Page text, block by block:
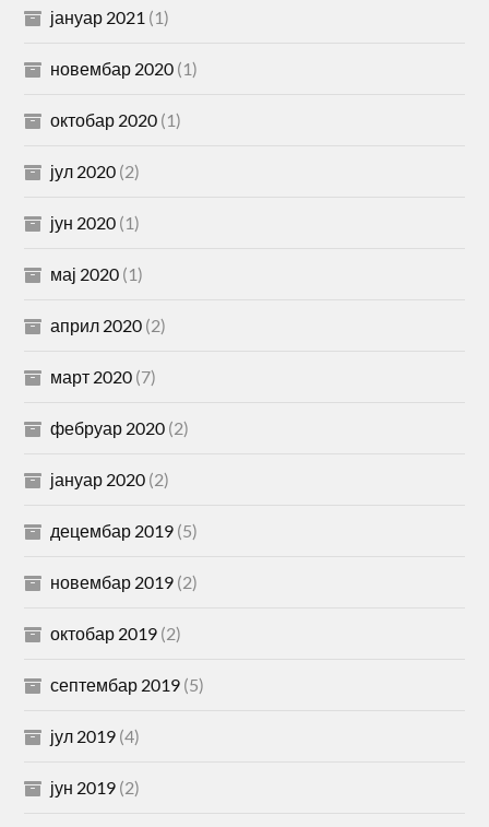
јануар 2021 (1)
новембар 2020 (1)
октобар 2020 (1)
јул 2020 (2)
јун 2020 (1)
мај 2020 (1)
април 2020 (2)
март 2020 (7)
фебруар 2020 (2)
јануар 2020 (2)
децембар 2019 (5)
новембар 2019 (2)
октобар 2019 (2)
септембар 2019 (5)
јул 2019 (4)
јун 2019 (2)